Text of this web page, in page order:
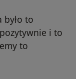
było to
i to
to